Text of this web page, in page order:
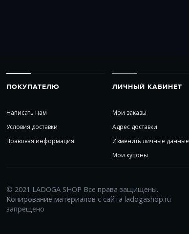
ПОКУПАТЕЛЮ
Написать нам
Условия доставки
Правовая информация
ЛИЧНЫЙ КАБИНЕТ
Мои заказы
Адрес доставки
Изменить личные данные
Мои купоны
© 2021 LADOGA SHOP Все права защищены.
Копирование материалов с сайта ladogashop.ru
запрещено